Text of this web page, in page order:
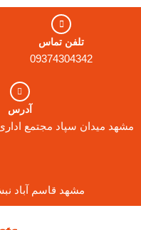
تلفن تماس
09374304342
آدرس
مشهد میدان سپاد مجتمع اداری
مشهد قاسم آباد نبش